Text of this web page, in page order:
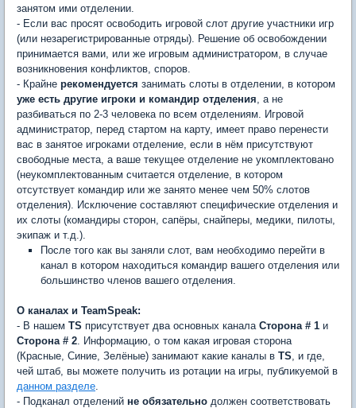
занятом ими отделении.
- Если вас просят освободить игровой слот другие участники игр
(или незарегистрированные отряды). Решение об освобождении
принимается вами, или же игровым администратором, в случае
возникновения конфликтов, споров.
- Крайне рекомендуется занимать слоты в отделении, в котором
уже есть другие игроки и командир отделения, а не
разбиваться по 2-3 человека по всем отделениям. Игровой
администратор, перед стартом на карту, имеет право перенести
вас в занятое игроками отделение, если в нём присутствуют
свободные места, а ваше текущее отделение не укомплектовано
(неукомплектованным считается отделение, в котором
отсутствует командир или же занято менее чем 50% слотов
отделения). Исключение составляют специфические отделения и
их слоты (командиры сторон, сапёры, снайперы, медики, пилоты,
экипаж и т.д.).
После того как вы заняли слот, вам необходимо перейти в
канал в котором находиться командир вашего отделения или
большинство членов вашего отделения.
О каналах и TeamSpeak:
- В нашем TS присутствует два основных канала Сторона # 1 и
Сторона # 2. Информацию, о том какая игровая сторона
(Красные, Синие, Зелёные) занимают какие каналы в TS, и где,
чей штаб, вы можете получить из ротации на игры, публикуемой в
данном разделе.
- Подканал отделений не обязательно должен соответствовать